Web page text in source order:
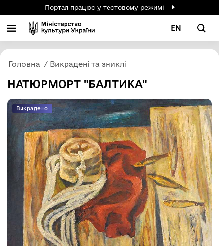
Портал працює у тестовому режимі
EN
Головна Викрадені та зниклі
НАТЮРМОРТ "БАЛТИКА"
Викрадено